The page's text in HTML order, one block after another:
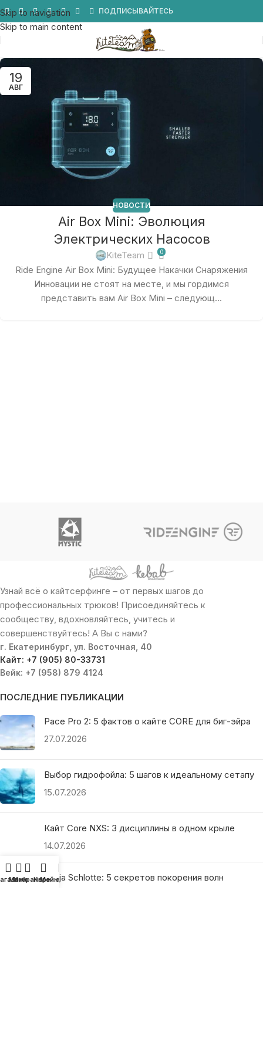
Skip to navigation
Skip to main content
ПОДПИСЫВАЙТЕСЬ
19
АВГ
НОВОСТИ
Air Box Mini: Эволюция
Электрических Насосов
KiteTeam 0
Ride Engine Air Box Mini: Будущее Накачки Снаряжения
Инновации не стоят на месте, и мы гордимся
представить вам Air Box Mini – следующ...
Узнай всё о кайтсерфинге – от первых шагов до
профессиональных трюков! Присоединяйтесь к
сообществу, вдохновляйтесь, учитесь и
совершенствуйтесь! А Вы с нами?
г. Екатеринбург, ул. Восточная, 40
Кайт: +7 (905) 80-33731
Вейк: +7 (958) 879 4124
ПОСЛЕДНИЕ ПУБЛИКАЦИИ
Pace Pro 2: 5 фактов о кайте CORE для биг-эйра
27.07.2026
Выбор гидрофойла: 5 шагов к идеальному сетапу
15.07.2026
Кайт Core NXS: 3 дисциплины в одном крыле
14.07.2026
Ranja Schlotte: 5 секретов покорения волн
Меню
Избранное
Корзина
Мой аккаунт